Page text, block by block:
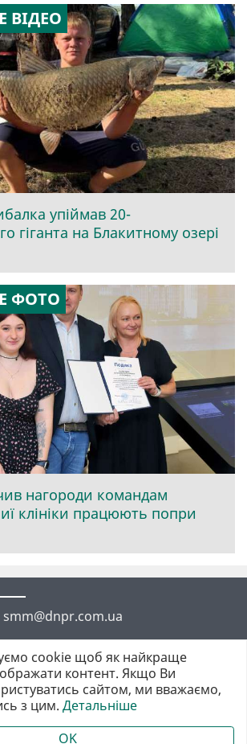
ВІДЕО
упіймав 20-
гіганта на Блакитному озері
ФОТО
нагороди командам
клініки працюють попри
smm@dnpr.com.ua
Дніпровська порадниця
повному або частковому використанні
cookie щоб як найкраще
контент. Якщо Ви
сайтом, ми вважаємо,
з цим. Детальніше
OK